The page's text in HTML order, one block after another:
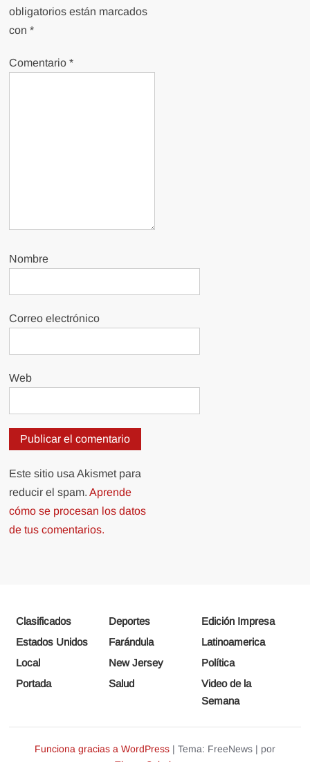
obligatorios están marcados
con*
Comentario*
Nombre
Correo electrónico
Web
Este sitio usa Akismet para
reducir el spam.Aprende
cómo se procesan los datos
de tus comentarios.
Clasificados Deportes
Edición Impresa
Estados Unidos
Farándula
Latinoamerica
Local
New Jersey
Política
Portada
Salud
Video de la
Semana
Funciona gracias a WordPress | Tema: FreeNews | por